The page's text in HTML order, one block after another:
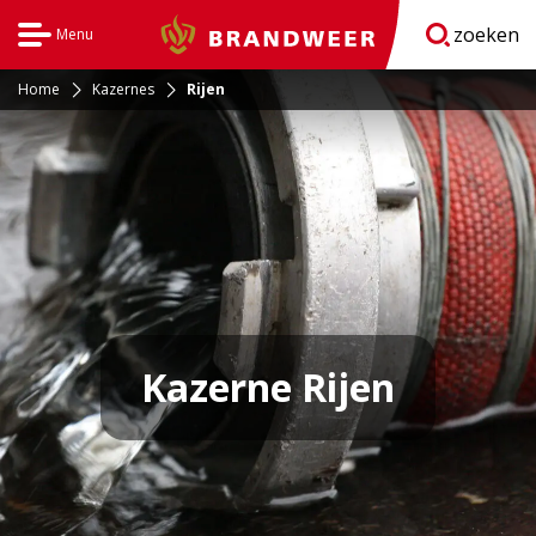
Menu Brandweer zoeken
Home Kazernes Rijen
Kazerne Rijen